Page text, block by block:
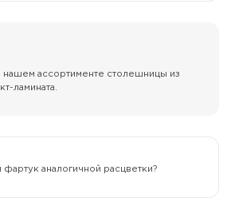
ассортименте столешницы из
ламината.
аналогичной расцветки?